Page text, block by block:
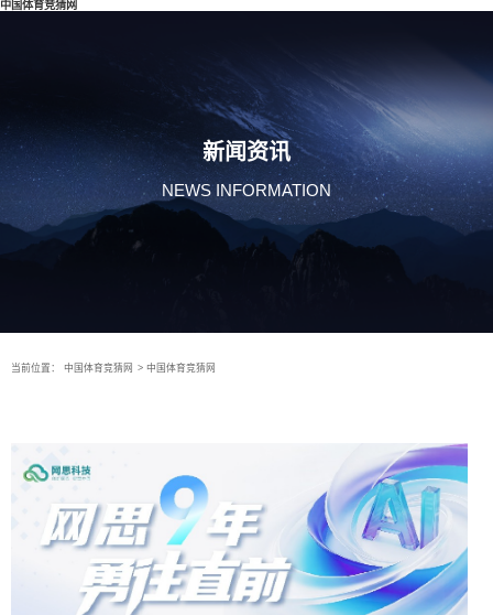
中国体育竞猜网
新闻资讯
NEWS INFORMATION
当前位置： 中国体育竞猜网 > 中国体育竞猜网